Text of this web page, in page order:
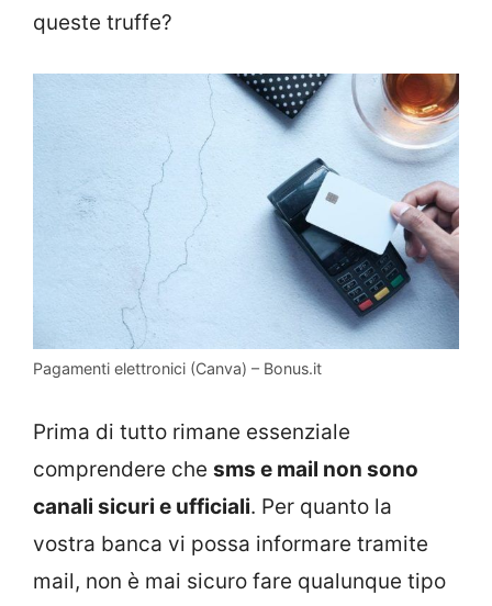
queste truffe?
Pagamenti elettronici (Canva) – Bonus.it
Prima di tutto rimane essenziale
comprendere che sms e mail non sono
canali sicuri e ufficiali. Per quanto la
vostra banca vi possa informare tramite
mail, non è mai sicuro fare qualunque tipo